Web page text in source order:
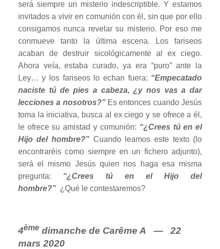
será siempre un misterio indescriptible. Y estamos
invitados a vivir en comunión con él, sin que por ello
consigamos nunca revelar su misterio. Por eso me
conmueve tanto la última escena. Los fariseos
acaban de destruir sicológicamente al ex ciego.
Ahora veía, estaba curado, ya era “puro” ante la
Ley… y los fariseos lo echan fuera: “Empecatado
naciste tú de pies a cabeza, ¿y nos vas a dar
lecciones a nosotros?”Es entonces cuando Jesús
toma la iniciativa, busca al ex ciego y se ofrece a él,
le ofrece su amistad y comunión: “¿Crees tú en el
Hijo del hombre?” Cuando leamos este texto (lo
encontraréis como siempre en un fichero adjunto),
será el mismo Jesús quien nos haga esa misma
pregunta: “¿Crees tú en el Hijo del
hombre?” ¿Qué le contestaremos?
4èmedimanche de Carême A — 22
mars 2020